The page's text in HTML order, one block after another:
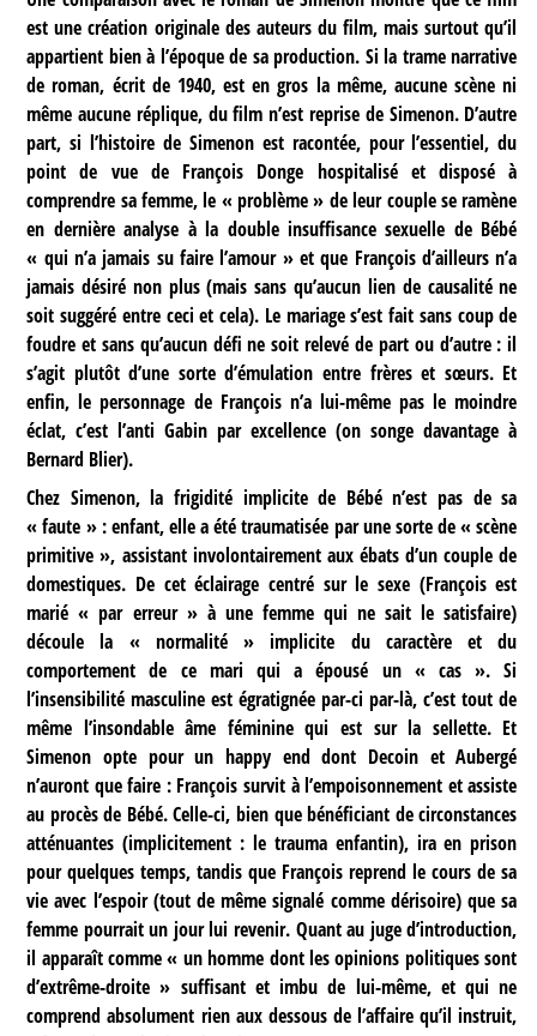
est une création originale des auteurs du film, mais surtout qu’il
appartient bien à l’époque de sa production. Si la trame narrative
de roman, écrit de 1940, est en gros la même, aucune scène ni
même aucune réplique, du film n’est reprise de Simenon. D’autre
part, si l’histoire de Simenon est racontée, pour l’essentiel, du
point de vue de François Donge hospitalisé et disposé à
comprendre sa femme, le « problème » de leur couple se ramène
en dernière analyse à la double insuffisance sexuelle de Bébé
« qui n’a jamais su faire l’amour » et que François d’ailleurs n’a
jamais désiré non plus (mais sans qu’aucun lien de causalité ne
soit suggéré entre ceci et cela). Le mariage s’est fait sans coup de
foudre et sans qu’aucun défi ne soit relevé de part ou d’autre : il
s’agit plutôt d’une sorte d’émulation entre frères et sœurs. Et
enfin, le personnage de François n’a lui-même pas le moindre
éclat, c’est l’anti Gabin par excellence (on songe davantage à
Bernard Blier).
Chez Simenon, la frigidité implicite de Bébé n’est pas de sa
« faute » : enfant, elle a été traumatisée par une sorte de « scène
primitive », assistant involontairement aux ébats d’un couple de
domestiques. De cet éclairage centré sur le sexe (François est
marié « par erreur » à une femme qui ne sait le satisfaire)
découle la « normalité » implicite du caractère et du
comportement de ce mari qui a épousé un « cas ». Si
l’insensibilité masculine est égratignée par-ci par-là, c’est tout de
même l’insondable âme féminine qui est sur la sellette. Et
Simenon opte pour un happy end dont Decoin et Aubergé
n’auront que faire : François survit à l’empoisonnement et assiste
au procès de Bébé. Celle-ci, bien que bénéficiant de circonstances
atténuantes (implicitement : le trauma enfantin), ira en prison
pour quelques temps, tandis que François reprend le cours de sa
vie avec l’espoir (tout de même signalé comme dérisoire) que sa
femme pourrait un jour lui revenir. Quant au juge d’introduction,
il apparaît comme « un homme dont les opinions politiques sont
d’extrême-droite » suffisant et imbu de lui-même, et qui ne
comprend absolument rien aux dessous de l’affaire qu’il instruit,